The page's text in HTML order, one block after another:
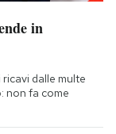
in
dalle multe
non fa come